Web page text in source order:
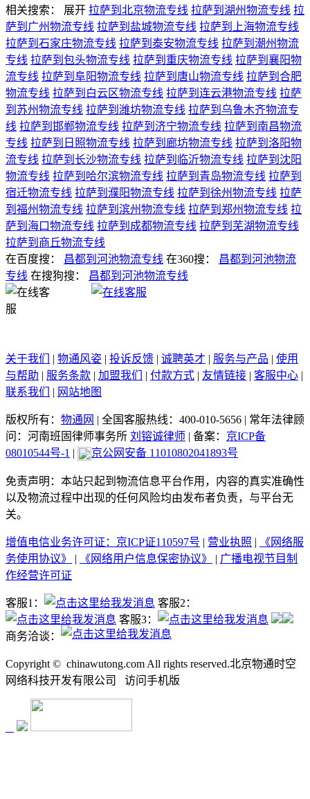
相关搜索： 展开 拉萨到北京物流专线 拉萨到湖州物流专线 拉
萨到广州物流专线 拉萨到盐城物流专线 拉萨到上海物流专线
拉萨到石家庄物流专线 拉萨到泰安物流专线 拉萨到潮州物流
专线 拉萨到包头物流专线 拉萨到重庆物流专线 拉萨到襄阳物
流专线 拉萨到阜阳物流专线 拉萨到唐山物流专线 拉萨到合肥
物流专线 拉萨到白云区物流专线 拉萨到连云港物流专线 拉萨
到苏州物流专线 拉萨到潍坊物流专线 拉萨到乌鲁木齐物流专
线 拉萨到邯郸物流专线 拉萨到济宁物流专线 拉萨到南昌物流
专线 拉萨到日照物流专线 拉萨到廊坊物流专线 拉萨到洛阳物
流专线 拉萨到长沙物流专线 拉萨到临沂物流专线 拉萨到沈阳
物流专线 拉萨到哈尔滨物流专线 拉萨到青岛物流专线 拉萨到
宿迁物流专线 拉萨到濮阳物流专线 拉萨到徐州物流专线 拉萨
到福州物流专线 拉萨到滨州物流专线 拉萨到郑州物流专线 拉
萨到海口物流专线 拉萨到成都物流专线 拉萨到芜湖物流专线
拉萨到商丘物流专线
在百度搜：
昌都到河池物流专线 在360搜：
昌都到河池物流
专线 在搜狗搜： 昌都到河池物流专线
关于我们 | 物通风姿 | 投诉反馈 | 诚聘英才 | 服务与产品 | 使用
与帮助 | 服务条款 | 加盟我们 | 付款方式 | 友情链接 | 客服中心 |
联系我们
| 网站地图
版权所有： 物通网 | 全国客服热线：400-010-5656 | 常年法律顾
问：河南班固律师事务所 刘镕诚律师 | 备案： 京ICP备
08010544号-1 | 京公网安备 11010802041893号
免责声明：本站只起到物流信息平台作用，内容的真实准确性
以及物流过程中出现的任何风险均由发布者负责，与平台无
关。
增值电信业务许可证：京ICP证110597号 | 营业执照 |
《网络服
务使用协议》
| 《网络用户信息保密协议》 | 广播电视节目制
作经营许可证
客服1：
客服2：
客服3：
商务洽谈：
Copyright © chinawutong.com All rights reserved.北京物通时空
网络科技开发有限公司
访问手机版